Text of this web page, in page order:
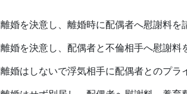
離婚を決意し、離婚時に配偶者へ慰謝料を
離婚を決意し、配偶者と不倫相手へ慰謝料
離婚はしないで浮気相手に配偶者とのプ